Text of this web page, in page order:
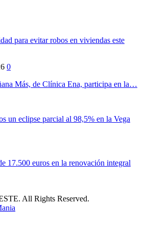
para evitar robos en viviendas este
0
Más, de Clínica Ena, participa en la…
un eclipse parcial al 98,5% en la Vega
17.500 euros en la renovación integral
All Rights Reserved.